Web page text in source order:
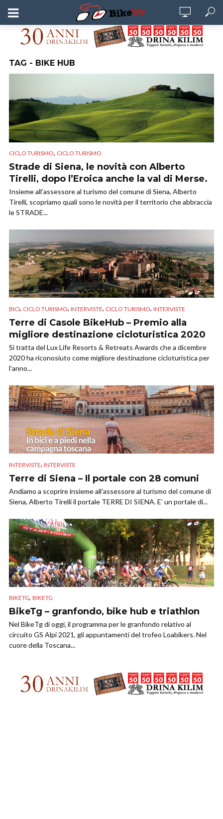
TAG - BIKE HUB
CICLO TURISMO, CICLO TURISMO
Strade di Siena, le novità con Alberto
Tirelli, dopo l’Eroica anche la val di Merse.
Insieme all’assessore al turismo del comune di Siena, Alberto
Tirelli, scopriamo quali sono le novità per il territorio che abbraccia
le STRADE...
BICI, CICLO TURISMO, INTERVISTE, CICLO TURISMO, INTERVISTE
Terre di Casole BikeHub – Premio alla
migliore destinazione cicloturistica 2020
Si tratta del Lux Life Resorts & Retreats Awards che a dicembre
2020 ha riconosiuto come migliore destinazione cicloturistica per
l’anno...
INTERVISTE, INTERVISTE
Terre di Siena – Il portale con 28 comuni
Andiamo a scoprire insieme all’assessore al turismo del comune di
Siena, Alberto Tirelli il portale TERRE DI SIENA. E’ un portale di...
BIKETG, BIKETG
BikeTg – granfondo, bike hub e triathlon
Nel BikeTg di oggi, il programma per le granfondo relativo al
circuito GS Alpi 2021, gli appuntamenti del trofeo Loabikers. Nel
cuore della Toscana...